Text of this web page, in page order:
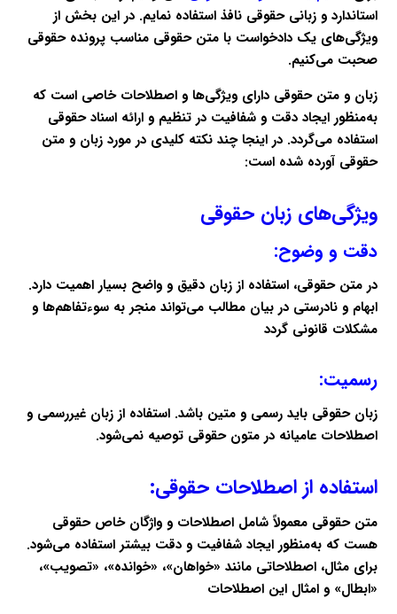
استاندارد و زبانی حقوقی نافذ استفاده نمایم. در این بخش از
ویژگی‌های یک دادخواست با متن حقوقی مناسب پرونده حقوقی
صحبت می‌کنیم.
زبان و متن حقوقی دارای ویژگی‌ها و اصطلاحات خاصی است که
به‌منظور ایجاد دقت و شفافیت در تنظیم و ارائه اسناد حقوقی
استفاده می‌گردد. در اینجا چند نکته کلیدی در مورد زبان و متن
حقوقی آورده شده است:
ویژگی‌های زبان حقوقی
دقت و وضوح:
در متن حقوقی، استفاده از زبان دقیق و واضح بسیار اهمیت دارد.
ابهام و نادرستی در بیان مطالب می‌تواند منجر به سوءتفاهم‌ها و
مشکلات قانونی گردد
رسمیت:
زبان حقوقی باید رسمی و متین باشد. استفاده از زبان غیررسمی و
اصطلاحات عامیانه در متون حقوقی توصیه نمی‌شود.
استفاده از اصطلاحات حقوقی:
متن حقوقی معمولاً شامل اصطلاحات و واژگان خاص حقوقی
هست که به‌منظور ایجاد شفافیت و دقت بیشتر استفاده می‌شود.
برای مثال، اصطلاحاتی مانند «خواهان»، «خوانده»، «تصویب»،
«ابطال» و امثال این اصطلاحات